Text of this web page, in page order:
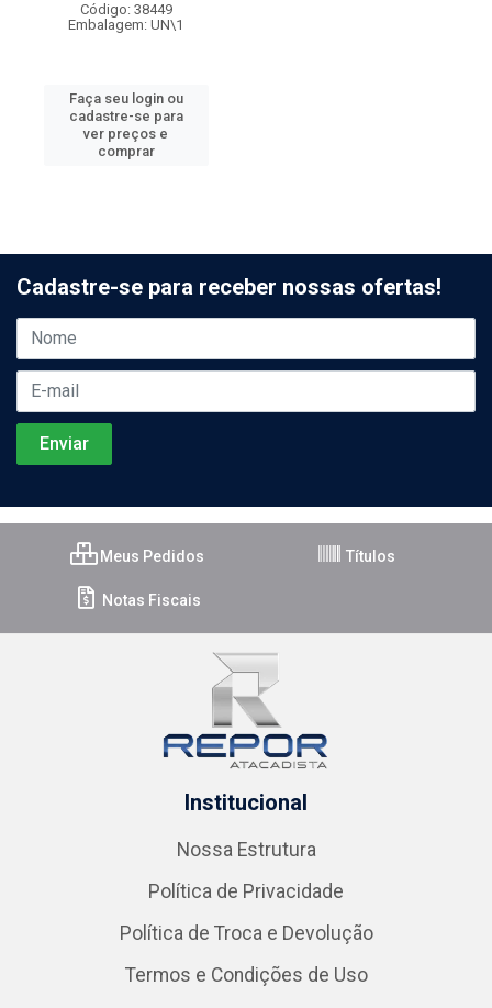
Código: 38449
Embalagem: UN\1
Faça seu login ou
cadastre-se para
ver preços e
comprar
Cadastre-se para receber nossas ofertas!
Meus Pedidos Títulos
Notas Fiscais
Institucional
Nossa Estrutura
Política de Privacidade
Política de Troca e Devolução
Termos e Condições de Uso